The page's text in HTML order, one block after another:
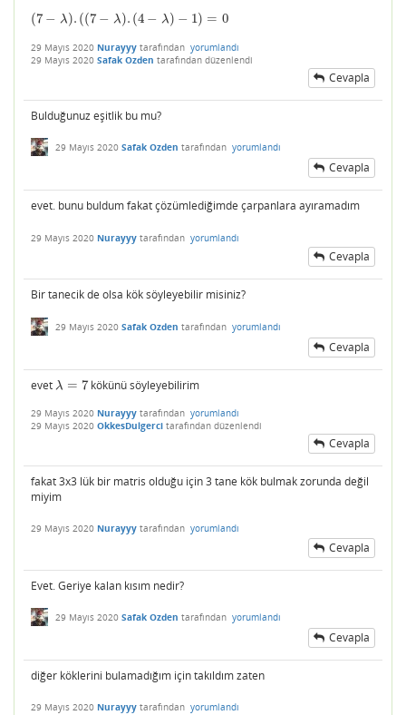
(7 − λ). ((7 − λ). (4 − λ) − 1) = 0
(7−λ) ((7− λ)(4−λ )−1) =0
29 Mayıs 2020 Nurayyy tarafından yorumlandı
29 Mayıs 2020 Safak Ozden tarafından düzenlendi
Cevapla
Bulduğunuz eşitlik bu mu?
29 Mayıs 2020 Safak Ozden tarafından yorumlandı
Cevapla
evet. bunu buldum fakat çözümlediğimde çarpanlara ayıramadım
29 Mayıs 2020 Nurayyy tarafından yorumlandı
Cevapla
Bir tanecik de olsa kök söyleyebilir misiniz?
29 Mayıs 2020 Safak Ozden tarafından yorumlandı
Cevapla
evet λ = 7
λ= 7 kökünü söyleyebilirim
29 Mayıs 2020 Nurayyy tarafından yorumlandı
29 Mayıs 2020 OkkesDulgerci tarafından düzenlendi
Cevapla
fakat 3x3 lük bir matris olduğu için 3 tane kök bulmak zorunda değil
miyim
29 Mayıs 2020 Nurayyy tarafından yorumlandı
Cevapla
Evet. Geriye kalan kısım nedir?
29 Mayıs 2020 Safak Ozden tarafından yorumlandı
Cevapla
diğer köklerini bulamadığım için takıldım zaten
29 Mayıs 2020 Nurayyy tarafından yorumlandı